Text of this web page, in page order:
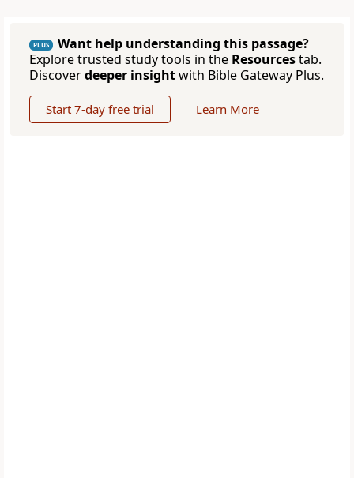
PLUS
Want help understanding this passage?
Explore trusted study tools in the Resourcestab.
Discoverdeeper insightwith Bible Gateway Plus.
Start 7-day free trial Learn More